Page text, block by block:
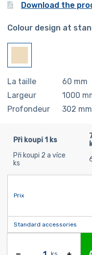
Download the
Colour design at
La taille 60 mm
Largeur
1000
Profondeur
302 mm
Při koupi 1 ks
Při koupi 2 a více
ks
Prix
Standard accessories